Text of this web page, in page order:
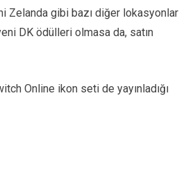
Zelanda gibi bazı diğer lokasyonlar
DK ödülleri olmasa da, satın
Online ikon seti de yayınladığı